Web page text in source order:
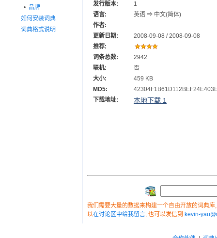
• 品牌
如何安装词典
词典格式说明
发行版本:
1
语言:
英语 ⇒ 中文(简体)
作者:
更新日期:
2008-09-08 / 2008-09-08
推荐:
词条总数:
2942
联机:
否
大小:
459 KB
MD5:
下载地址:
本地下载 1
我们需要大量的数据来构建一个自由开放的词典
以在讨论区中给我留言, 也可以发信到 kevin-